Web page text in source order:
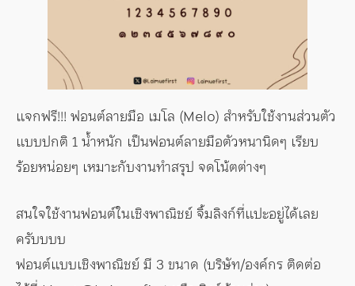
แจกฟรี!!! ฟอนต์ลายมือ เมโล (Melo) สำหรับใช้งานส่วนตัว
แบบปกติ 1 น้ำหนัก เป็นฟอนต์ลายมือตัวหนานิดๆ เรียบ
ร้อยหน่อยๆ เหมาะกับงานทำสรุป จดโน้ตต่างๆ
สนใจใช้งานฟอนต์ในเชิงพาณิชย์ จิ้มลิงก์ที่แปะอยู่ได้เลย
ครับบบบ
ฟอนต์แบบเชิงพาณิชย์ มี 3 ขนาด (บริษัท/องค์กร ติดต่อ